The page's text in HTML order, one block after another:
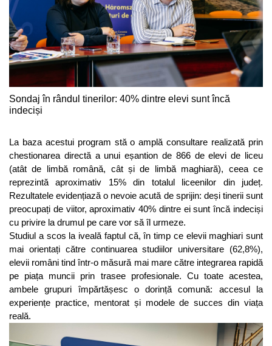
Sondaj în rândul tinerilor: 40% dintre elevi sunt încă
indeciși
La baza acestui program stă o amplă consultare realizată prin
chestionarea directă a unui eșantion de 866 de elevi de liceu
(atât de limbă română, cât și de limbă maghiară), ceea ce
reprezintă aproximativ 15% din totalul liceenilor din județ.
Rezultatele evidențiază o nevoie acută de sprijin: deși tinerii sunt
preocupați de viitor, aproximativ 40% dintre ei sunt încă indeciși
cu privire la drumul pe care vor să îl urmeze.
Studiul a scos la iveală faptul că, în timp ce elevii maghiari sunt
mai orientați către continuarea studiilor universitare (62,8%),
elevii români tind într-o măsură mai mare către integrarea rapidă
pe piața muncii prin trasee profesionale. Cu toate acestea,
ambele grupuri împărtășesc o dorință comună: accesul la
experiențe practice, mentorat și modele de succes din viața
reală.